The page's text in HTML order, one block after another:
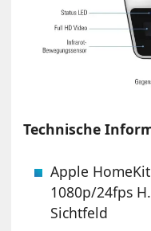
Technische
Apple
1080p/24fps
Sichtfeld